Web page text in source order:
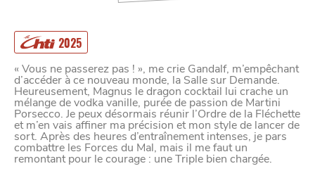
2025
« Vous ne passerez pas ! », me crie Gandalf, m’empêchant
d’accéder à ce nouveau monde, la Salle sur Demande.
Heureusement, Magnus le dragon cocktail lui crache un
mélange de vodka vanille, purée de passion de Martini
Porsecco. Je peux désormais réunir l’Ordre de la Fléchette
et m’en vais affiner ma précision et mon style de lancer de
sort. Après des heures d’entraînement intenses, je pars
combattre les Forces du Mal, mais il me faut un
remontant pour le courage : une Triple bien chargée.